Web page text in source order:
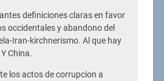
definiciones claras en favor
occidentales y abandono del
Iran-kirchnerismo. Al que hay
China.
los actos de corrupcion a